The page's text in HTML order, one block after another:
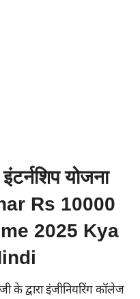
योजना
Rs 10000
2025 Kya
के द्वारा इंजीनियरिंग कॉलेज